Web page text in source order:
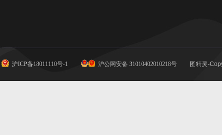
沪ICP备18011110号-1 沪公网安备 31010402010218号 图精灵-